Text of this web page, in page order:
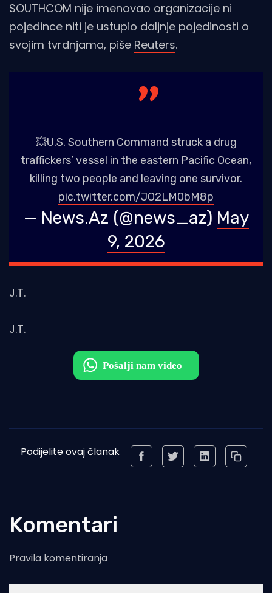
SOUTHCOM nije imenovao organizacije ni
pojedince niti je ustupio daljnje pojedinosti o
svojim tvrdnjama, piše Reuters.
💥U.S. Southern Command struck a drug
traffickers’ vessel in the eastern Pacific Ocean,
killing two people and leaving one survivor.
pic.twitter.com/JO2LM0bM8p
— News.Az (@news_az) May
9, 2026
J.T.
J.T.
Podijelite ovaj članak
Komentari
Pravila komentiranja